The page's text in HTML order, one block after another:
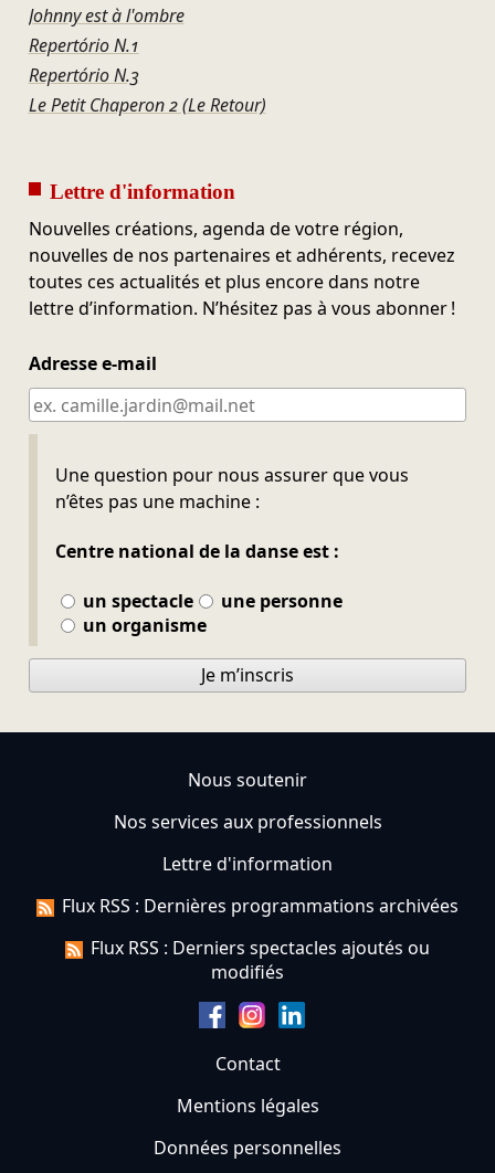
Johnny est à l'ombre
Repertório N.1
Repertório N.3
Le Petit Chaperon 2 (Le Retour)
Lettre d'information
Nouvelles créations, agenda de votre région,
nouvelles de nos partenaires et adhérents, recevez
toutes ces actualités et plus encore dans notre
lettre d’information. N’hésitez pas à vous abonner !
Adresse e-mail
Une question pour nous assurer que vous
n’êtes pas une machine :
Centre national de la danse est :
un spectacle
une personne
un organisme
Ne pas remplir
Je m’inscris
Nous soutenir
Nos services aux professionnels
Lettre d'information
Flux RSS : Dernières programmations archivées
Flux RSS : Derniers spectacles ajoutés ou
modifiés
Contact
Mentions légales
Données personnelles